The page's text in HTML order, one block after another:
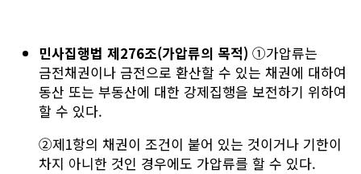
민사집행법 제276조(가압류의 목적) ①가압류는
금전채권이나 금전으로 환산할 수 있는 채권에 대하여
동산 또는 부동산에 대한 강제집행을 보전하기 위하여
할 수 있다.
②제1항의 채권이 조건이 붙어 있는 것이거나 기한이
차지 아니한 것인 경우에도 가압류를 할 수 있다.